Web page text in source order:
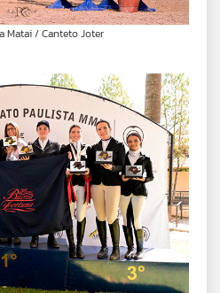
Matai / Canteto Joter